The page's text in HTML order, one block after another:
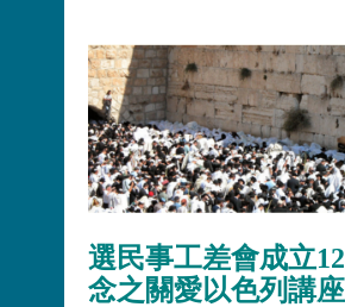
選民事工差會成立
念之關愛以色列講座